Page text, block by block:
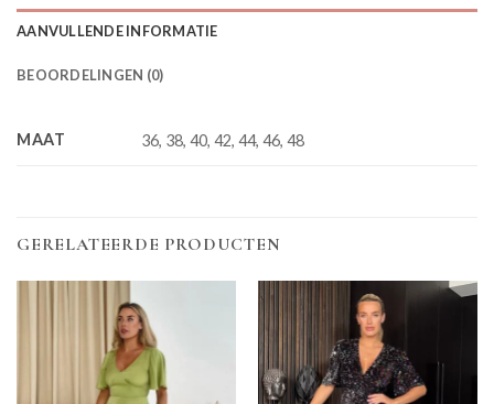
AANVULLENDE INFORMATIE
BEOORDELINGEN (0)
MAAT 36, 38, 40, 42, 44, 46, 48
GERELATEERDE PRODUCTEN